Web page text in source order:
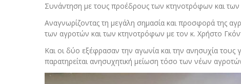
Συνάντηση με τους προέδρους των κτηνοτρόφων και
Αναγνωρίζοντας τη μεγάλη σημασία και προσφορά της
των αγροτών και των κτηνοτρόφων με τον κ. Χρήστο
Και οι δύο εξέφρασαν την αγωνία και την ανησυχία τους
παρατηρείται ανησυχητική μείωση τόσο των νέων